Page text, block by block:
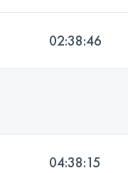
02:38:46
04:38:15